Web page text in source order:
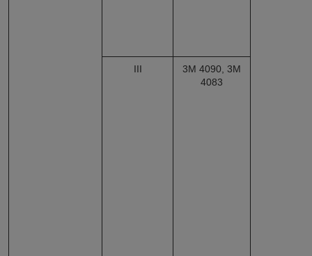
III
3М 4090, 3M
4083